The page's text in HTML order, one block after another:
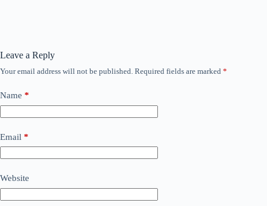
Leave a Reply
Your email address will not be published. Required fields are marked *
Name *
Email *
Website